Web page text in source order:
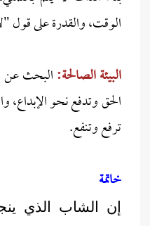
الوقت، والقدرة على قول
البيئة الصالحة:البحث عن
الحق وتدفع نحو الإبداع،
ترفع وتنفع.
خاتمة
إن الشاب الذي